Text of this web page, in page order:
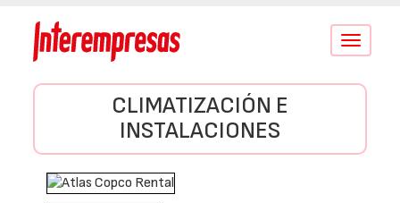
Conmutar
CLIMATIZACIÓN E
INSTALACIONES